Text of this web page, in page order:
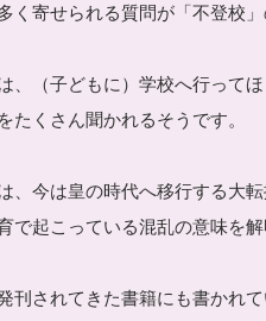
く寄せられる質問が「不登校」
、（子どもに）学校へ行って
たくさん聞かれるそうです。
、今は皇の時代へ移行する大
で起こっている混乱の意味を解
刊されてきた書籍にも書かれて